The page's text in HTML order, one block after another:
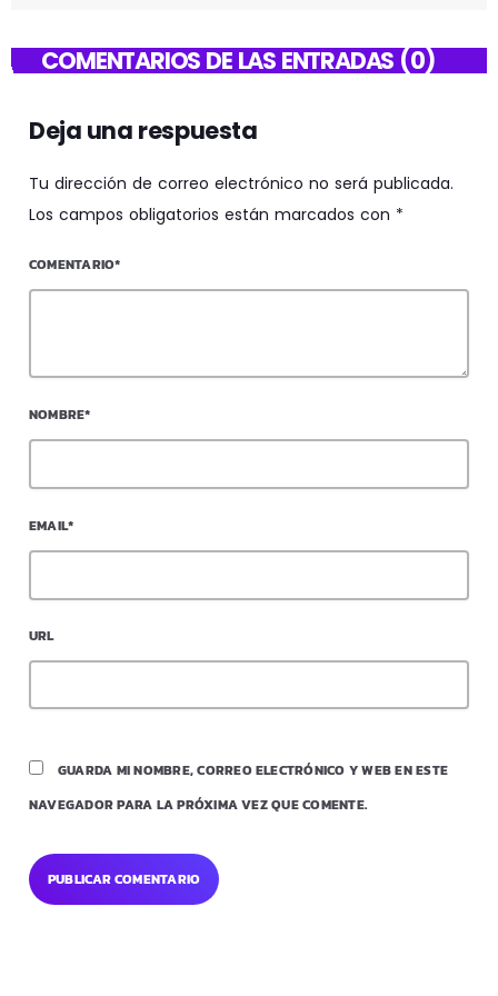
COMENTARIOS DE LAS ENTRADAS (0)
Deja una respuesta
Tu dirección de correo electrónico no será publicada.
Los campos obligatorios están marcados con *
COMENTARIO*
NOMBRE*
EMAIL*
URL
GUARDA MI NOMBRE, CORREO ELECTRÓNICO Y WEB EN ESTE
NAVEGADOR PARA LA PRÓXIMA VEZ QUE COMENTE.